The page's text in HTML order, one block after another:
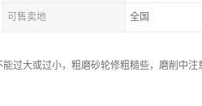
可售卖地 全国
过大或过小，粗磨砂轮修粗糙些，磨削中